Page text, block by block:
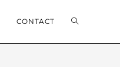
CONTACT